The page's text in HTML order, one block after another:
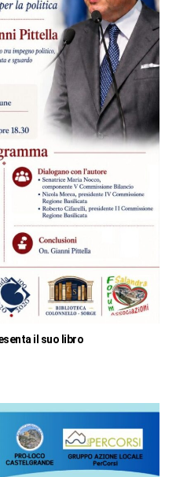
il suo libro